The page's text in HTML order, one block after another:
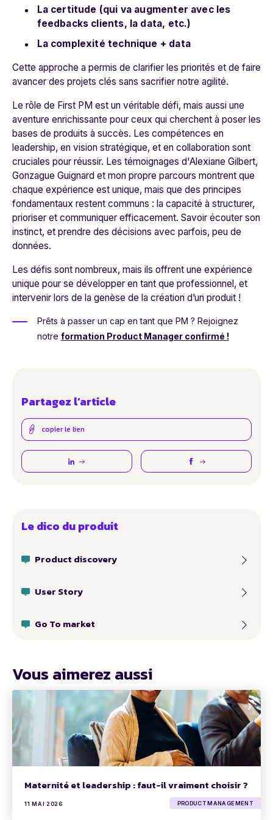
La certitude (qui va augmenter avec les
feedbacks clients, la data, etc.)
La complexité technique + data
Cette approche a permis de clarifier les priorités et de faire
avancer des projets clés sans sacrifier notre agilité.
Le rôle de First PM est un véritable défi, mais aussi une
aventure enrichissante pour ceux qui cherchent à poser les
bases de produits à succès. Les compétences en
leadership, en vision stratégique, et en collaboration sont
cruciales pour réussir. Les témoignages d'Alexiane Gilbert,
Gonzague Guignard et mon propre parcours montrent que
chaque expérience est unique, mais que des principes
fondamentaux restent communs : la capacité à structurer,
prioriser et communiquer efficacement. Savoir écouter son
instinct, et prendre des décisions avec parfois, peu de
données.
Les défis sont nombreux, mais ils offrent une expérience
unique pour se développer en tant que professionnel, et
intervenir lors de la genèse de la création d’un produit !
Prêts à passer un cap en tant que PM ? Rejoignez
notre formation Product Manager confirmé !
Partagez l’article
copier le lien
Le dico du produit
Product discovery
User Story
Go To market
Vous aimerez aussi
Maternité et leadership : faut-il vraiment choisir ?
11 MAI 2026 PRODUCT MANAGEMENT